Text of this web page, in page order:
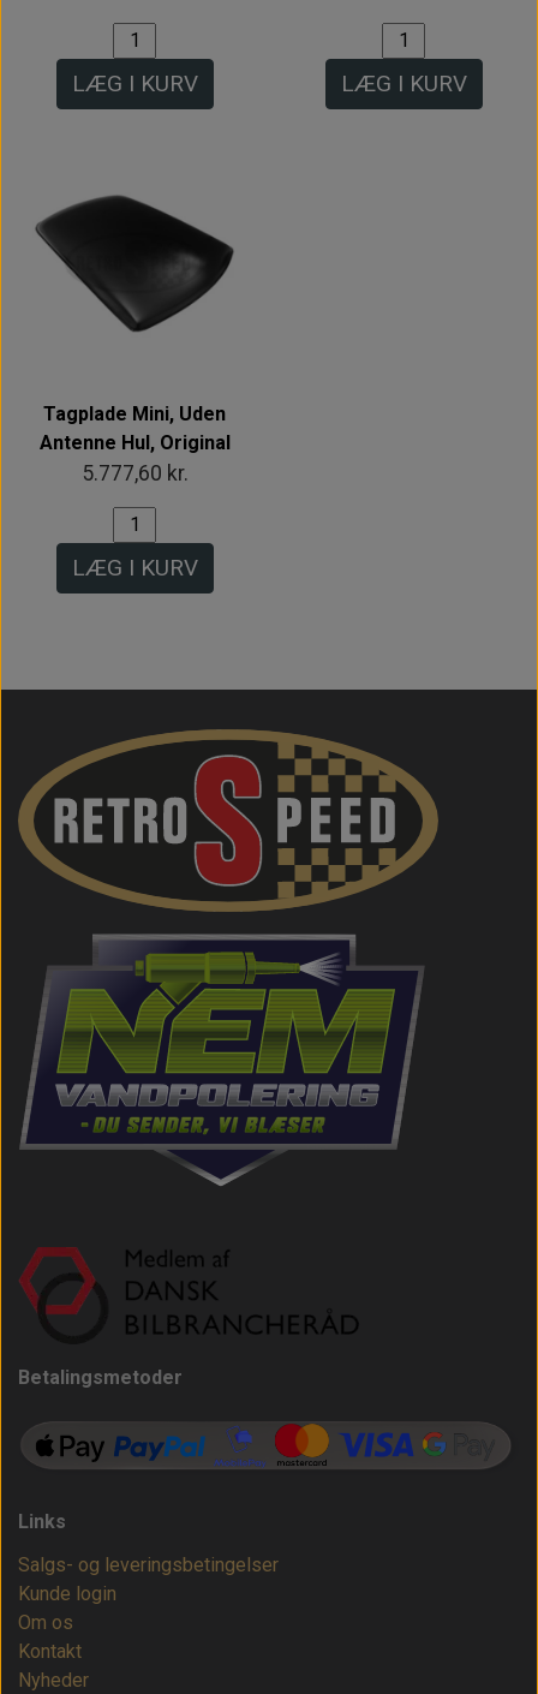
LÆG I KURV LÆG I KURV
Tagplade Mini, Uden
Antenne Hul, Original
5.777,60 kr.
LÆG I KURV
Betalingsmetoder
Links
Salgs- og leveringsbetingelser
Kunde login
Om os
Kontakt
Nyheder